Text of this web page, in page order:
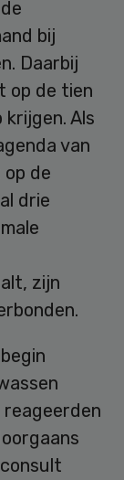
bij
Daarbij
op de tien
Als
van
de
drie
zijn
reageerden